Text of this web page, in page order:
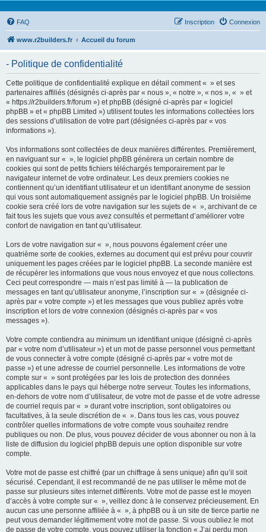
FAQ Connexion
Inscription
www.r2builders.fr Accueil du forum
- Politique de confidentialité
Cette politique de confidentialité explique en détail comment « » et ses
partenaires affiliés (désignés ci-après par « nous », « notre », « nos », « » et
« https://r2builders.fr/forum ») et phpBB (désigné ci-après par « logiciel
phpBB » et « phpBB Limited ») utilisent toutes les informations collectées lors
des sessions d’utilisation de votre part (désignées ci-après par « vos
informations »).
Vos informations sont collectées de deux manières différentes. Premièrement,
en naviguant sur « », le logiciel phpBB génèrera un certain nombre de
cookies qui sont de petits fichiers téléchargés temporairement par le
navigateur internet de votre ordinateur. Les deux premiers cookies ne
contiennent qu’un identifiant utilisateur et un identifiant anonyme de session
qui vous sont automatiquement assignés par le logiciel phpBB. Un troisième
cookie sera créé lors de votre navigation sur les sujets de « », archivant de ce
fait tous les sujets que vous avez consultés et permettant d’améliorer votre
confort de navigation en tant qu’utilisateur.
Lors de votre navigation sur « », nous pouvons également créer une
quatrième sorte de cookies, externes au document qui est prévu pour couvrir
uniquement les pages créées par le logiciel phpBB. La seconde manière est
de récupérer les informations que vous nous envoyez et que nous collectons.
Ceci peut correspondre — mais n’est pas limité à — la publication de
messages en tant qu’utilisateur anonyme, l’inscription sur « » (désignée ci-
après par « votre compte ») et les messages que vous publiez après votre
inscription et lors de votre connexion (désignés ci-après par « vos
messages »).
Votre compte contiendra au minimum un identifiant unique (désigné ci-après
par « votre nom d’utilisateur ») et un mot de passe personnel vous permettant
de vous connecter à votre compte (désigné ci-après par « votre mot de
passe ») et une adresse de courriel personnelle. Les informations de votre
compte sur « » sont protégées par les lois de protection des données
applicables dans le pays qui héberge notre serveur. Toutes les informations,
en-dehors de votre nom d’utilisateur, de votre mot de passe et de votre adresse
de courriel requis par « » durant votre inscription, sont obligatoires ou
facultatives, à la seule discrétion de « ». Dans tous les cas, vous pouvez
contrôler quelles informations de votre compte vous souhaitez rendre
publiques ou non. De plus, vous pouvez décider de vous abonner ou non à la
liste de diffusion du logiciel phpBB depuis une option disponible sur votre
compte.
Votre mot de passe est chiffré (par un chiffrage à sens unique) afin qu’il soit
sécurisé. Cependant, il est recommandé de ne pas utiliser le même mot de
passe sur plusieurs sites internet différents. Votre mot de passe est le moyen
d’accès à votre compte sur « », veillez donc à le conservez précieusement. En
aucun cas une personne affiliée à « », à phpBB ou à un site de tierce partie ne
peut vous demander légitimement votre mot de passe. Si vous oubliez le mot
de passe de votre compte, vous pouvez utiliser la fonction « J’ai perdu mon